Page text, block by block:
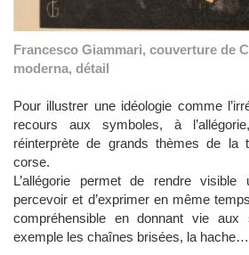
Francesco Giammari, couverture de
moderna, détail
Pour illustrer une idéologie comme
recours aux symboles, à
réinterprète de grands thèmes de la
corse.
L’allégorie permet de rendre
percevoir et d’exprimer en même
compréhensible en donnant vie aux
exemple les chaînes brisées, la hache…